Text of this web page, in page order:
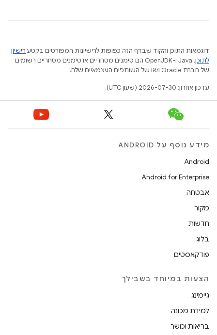
דוגמאות התוכן והקוד שבדף הזה כפופות לרישיונות המפורטים בקטע רישיון
לתוכן
.‏ Java ו-OpenJDK הם סימנים מסחריים או סימנים מסחריים רשומים
של חברת Oracle ו/או של השותפים העצמאיים שלה.
עדכון אחרון: 2026-07-30 (שעון UTC).
מידע נוסף על ANDROID
Android
Android for Enterprise
אבטחה
מקור
חדשות
בלוג
פודקאסטים
הצעות במיוחד בשבילך
גיימינג
למידת מכונה
בריאות וכושר